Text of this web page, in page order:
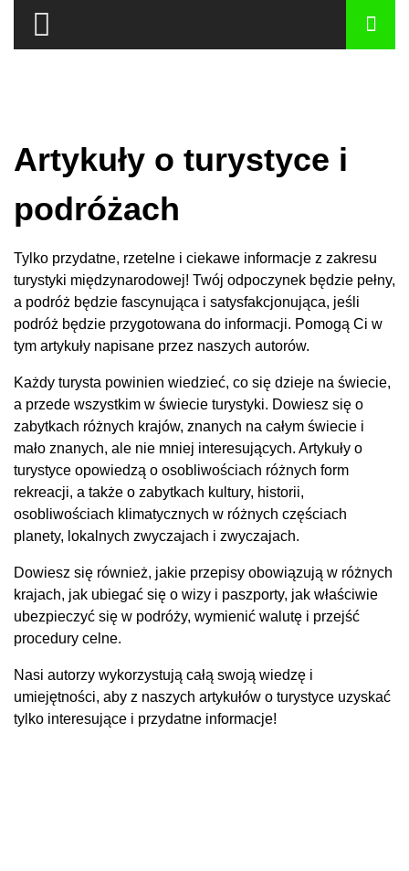
Artykuły o turystyce i
podróżach
Tylko przydatne, rzetelne i ciekawe informacje z zakresu
turystyki międzynarodowej! Twój odpoczynek będzie pełny,
a podróż będzie fascynująca i satysfakcjonująca, jeśli
podróż będzie przygotowana do informacji. Pomogą Ci w
tym artykuły napisane przez naszych autorów.
Każdy turysta powinien wiedzieć, co się dzieje na świecie,
a przede wszystkim w świecie turystyki. Dowiesz się o
zabytkach różnych krajów, znanych na całym świecie i
mało znanych, ale nie mniej interesujących. Artykuły o
turystyce opowiedzą o osobliwościach różnych form
rekreacji, a także o zabytkach kultury, historii,
osobliwościach klimatycznych w różnych częściach
planety, lokalnych zwyczajach i zwyczajach.
Dowiesz się również, jakie przepisy obowiązują w różnych
krajach, jak ubiegać się o wizy i paszporty, jak właściwie
ubezpieczyć się w podróży, wymienić walutę i przejść
procedury celne.
Nasi autorzy wykorzystują całą swoją wiedzę i
umiejętności, aby z naszych artykułów o turystyce uzyskać
tylko interesujące i przydatne informacje!